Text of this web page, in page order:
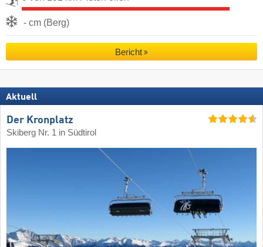
- cm (Berg)
Bericht
Aktuell
Der Kronplatz
Skiberg Nr. 1 in Südtirol